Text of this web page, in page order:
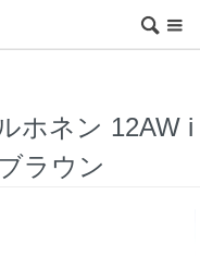
ホネン 12AW i
ラウン